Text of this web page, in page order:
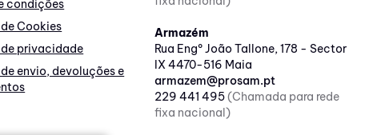
condições
Cookies
privacidade
envio, devoluções e
Armazém
Rua Engº João Tallone, 178 - Sector
IX 4470-516 Maia
armazem@prosam.pt
229 441 495(Chamada para rede
fixa nacional)